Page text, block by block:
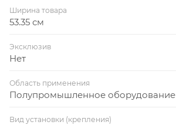
Ширина товара
53.35 см
Эксклюзив
Нет
Область применения
Полупромышленное оборудование
Вид установки (крепления)